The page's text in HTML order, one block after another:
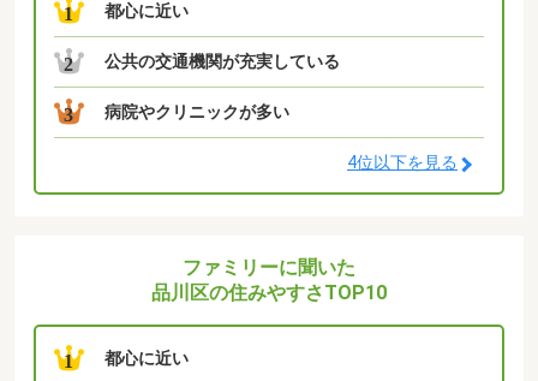
1 都心に近い
2 公共の交通機関が充実している
3 病院やクリニックが多い
4位以下を見る
ファミリーに聞いた
品川区の住みやすさTOP10
1 都心に近い